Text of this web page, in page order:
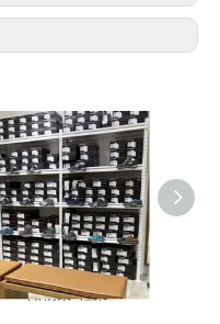
储物架-鞋架